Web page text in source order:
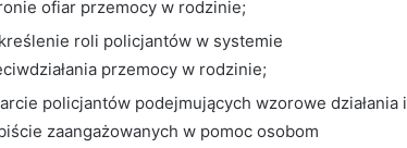
ofiar przemocy w rodzinie;
roli policjantów w systemie
przemocy w rodzinie;
policjantów podejmujących wzorowe działania i
zaangażowanych w pomoc osobom